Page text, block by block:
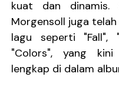
kuat dan dinamis.
Morgensoll juga
lagu seperti "Fall",
"Colors", yang
lengkap di dalam